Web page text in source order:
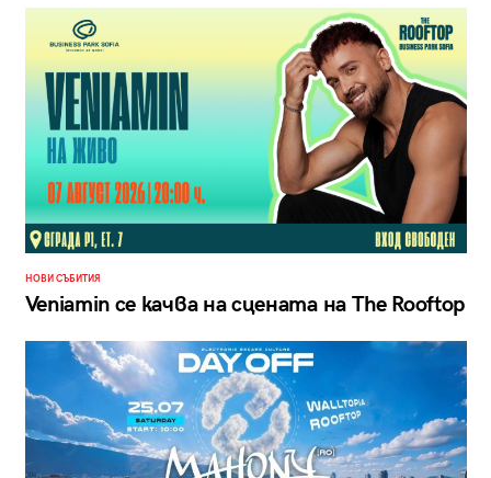
НОВИ СЪБИТИЯ
Veniamin се качва на сцената на The Rooftop